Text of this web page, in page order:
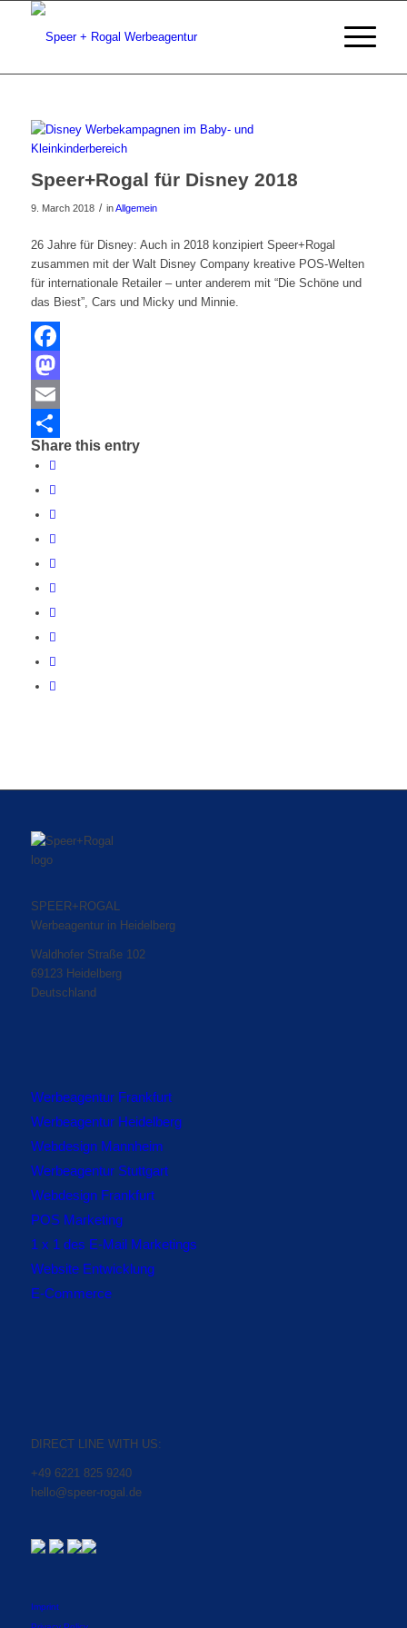
Speer+Rogal für Disney 2018
9. March 2018 / inAllgemein
26 Jahre für Disney: Auch in 2018 konzipiert Speer+Rogal
zusammen mit der Walt Disney Company kreative POS-Welten
für internationale Retailer – unter anderem mit “Die Schöne und
das Biest”, Cars und Micky und Minnie.
Facebook
Mastodon
Email
Share
Share this entry
SPEER+ROGAL
Werbeagentur in Heidelberg
Waldhofer Straße 102
69123 Heidelberg
Deutschland
Werbeagentur Frankfurt
Werbeagentur Heidelberg
Webdesign Mannheim
Werbeagentur Stuttgart
Webdesign Frankfurt
POS Marketing
1 x 1 des E-Mail Marketings
Website Entwicklung
E-Commerce
DIRECT LINE WITH US:
+49 6221 825 9240
hello@speer-rogal.de
Imprint